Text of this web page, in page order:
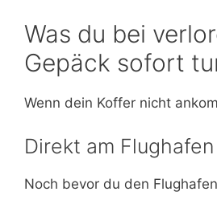
Was du bei
Gepäck sofort
Wenn dein Koffer nicht
Direkt am
Noch bevor du den